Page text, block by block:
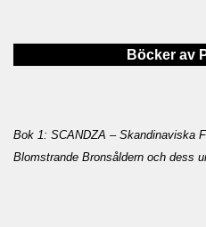
Böcker av
Bok 1: SCANDZA – Skandinaviska
Blomstrande Bronsåldern och dess